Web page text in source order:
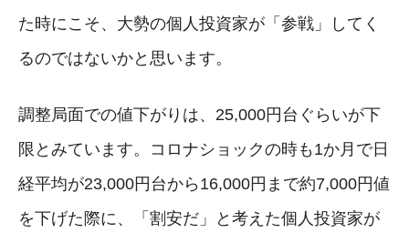
た時にこそ、大勢の個人投資家が「参戦」してく
るのではないかと思います。
調整局面での値下がりは、25,000円台ぐらいが下
限とみています。コロナショックの時も1か月で日
経平均が23,000円台から16,000円まで約7,000円値
を下げた際に、「割安だ」と考えた個人投資家が